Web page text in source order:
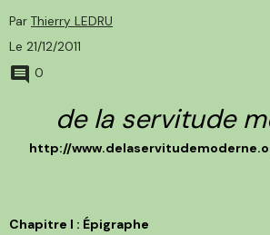
Par Thierry LEDRU
Le 21/12/2011
0
de la servitude
http://
Chapitre I : Épigraphe